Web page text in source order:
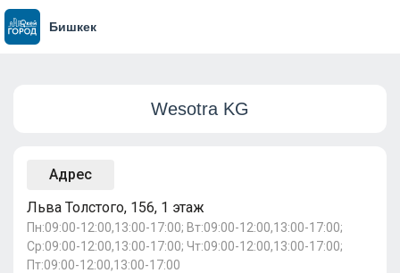
Бишкек
Wesotra KG
Адрес
Льва Толстого, 156, 1 этаж
Пн:09:00-12:00,13:00-17:00; Вт:09:00-12:00,13:00-17:00;
Ср:09:00-12:00,13:00-17:00; Чт:09:00-12:00,13:00-17:00;
Пт:09:00-12:00,13:00-17:00